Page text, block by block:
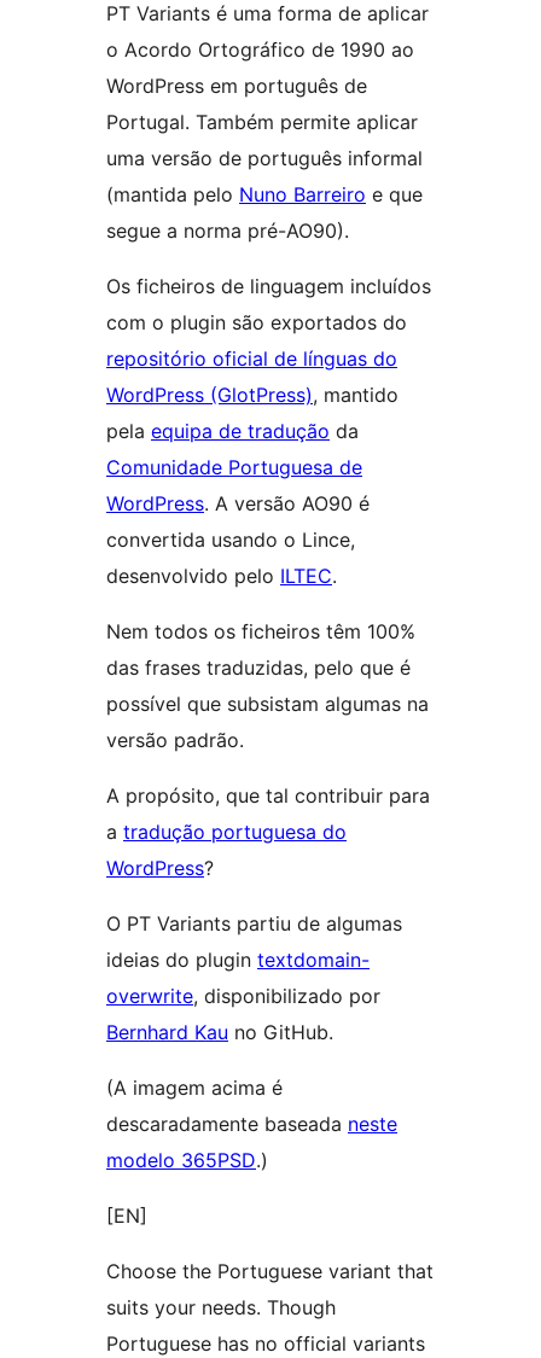
PT Variants é uma forma de aplicar
o Acordo Ortográfico de 1990 ao
WordPress em português de
Portugal. Também permite aplicar
uma versão de português informal
(mantida pelo Nuno Barreiro e que
segue a norma pré-AO90).
Os ficheiros de linguagem incluídos
com o plugin são exportados do
repositório oficial de línguas do
WordPress (GlotPress), mantido
pela equipa de tradução da
Comunidade Portuguesa de
WordPress. A versão AO90 é
convertida usando o Lince,
desenvolvido pelo ILTEC.
Nem todos os ficheiros têm 100%
das frases traduzidas, pelo que é
possível que subsistam algumas na
versão padrão.
A propósito, que tal contribuir para
a tradução portuguesa do
WordPress?
O PT Variants partiu de algumas
ideias do plugin textdomain-
overwrite, disponibilizado por
Bernhard Kau no GitHub.
(A imagem acima é
descaradamente baseada neste
modelo 365PSD.)
[EN]
Choose the Portuguese variant that
suits your needs. Though
Portuguese has no official variants